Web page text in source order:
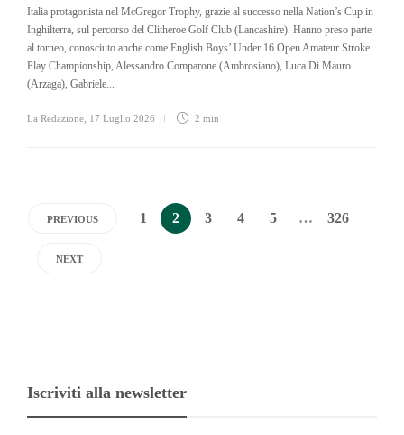
Italia protagonista nel McGregor Trophy, grazie al successo nella Nation’s Cup in
Inghilterra, sul percorso del Clitheroe Golf Club (Lancashire). Hanno preso parte
al torneo, conosciuto anche come English Boys’ Under 16 Open Amateur Stroke
Play Championship, Alessandro Comparone (Ambrosiano), Luca Di Mauro
(Arzaga), Gabriele...
La Redazione 17 Luglio 2026 2 min
PREVIOUS 1 2 3 4 5 … 326
NEXT
Iscriviti alla newsletter